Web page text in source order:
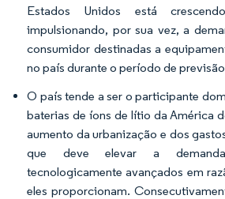
Estados Unidos está
impulsionando, por sua vez, a
consumidor destinadas a
no país durante o período de
O país tende a ser o participante
baterias de íons de lítio da América
aumento da urbanização e dos
que deve elevar a
tecnologicamente avançados em
eles proporcionam.